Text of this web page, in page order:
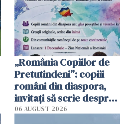
„România Copiilor de
Pretutindeni”: copiii
români din diaspora,
invitați să scrie despre
România într-un volum
06 AUGUST 2026